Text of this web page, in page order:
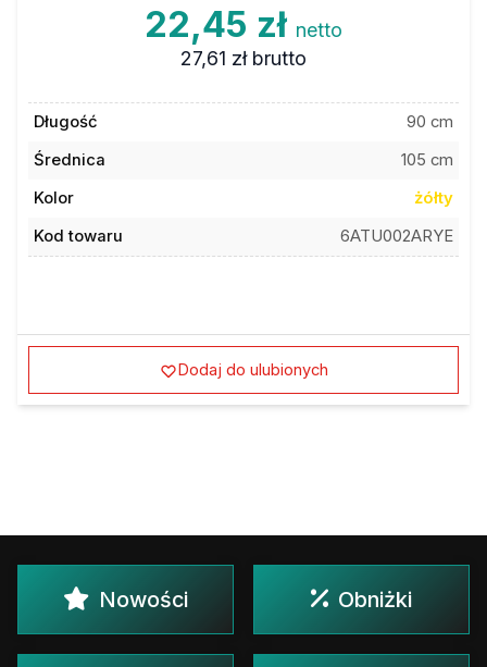
22,45 zł netto
27,61 zł brutto
Długość
90 cm
Średnica
105 cm
Kolor
żółty
Kod towaru
6ATU002ARYE
Dodaj do ulubionych
Nowości Obniżki